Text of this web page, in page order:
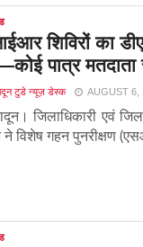
शिविरों का
पात्र
टुडे न्यूज़ डेस्क AUGUST 6,
जिलाधिकारी एवं
ने विशेष गहन पुनरीक्षण